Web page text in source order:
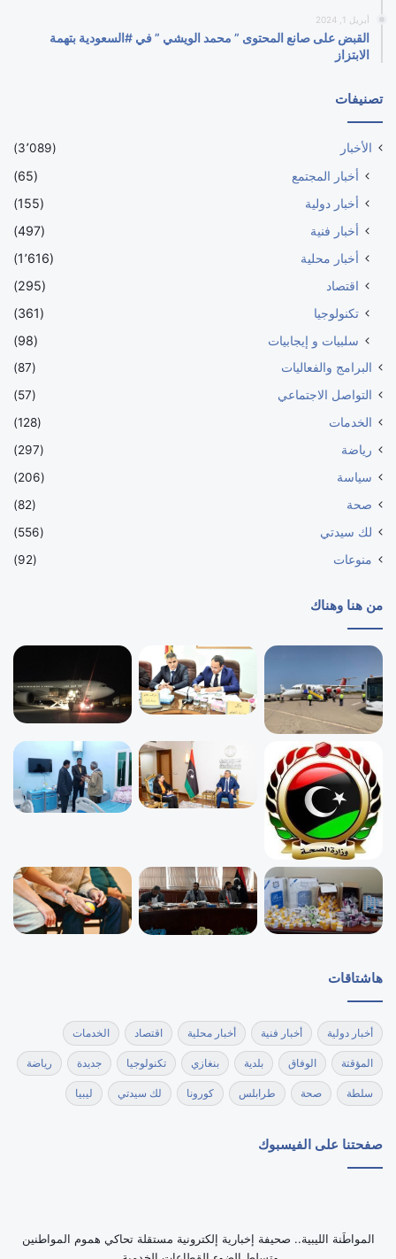
أبريل 1, 2024
القبض على صانع المحتوى ” محمد الويشي ” في #السعودية بتهمة
الابتزاز
تصنيفات
الأخبار (3٬089)
أخبار المجتمع
(65)
أخبار دولية
(155)
أخبار فنية
(497)
أخبار محلية
(1٬616)
اقتصاد
(295)
تكنولوجيا
(361)
سلبيات و إيجابيات
(98)
البرامج والفعاليات
(87)
التواصل الاجتماعي
(57)
الخدمات
(128)
رياضة
(297)
سياسة
(206)
صحة
(82)
لك سيدتي
(556)
منوعات
(92)
من هنا وهناك
هاشتاقات
أخبار دولية أخبار فنية أخبار محلية اقتصاد الخدمات
المؤقتة الوفاق بلدية بنغازي تكنولوجيا جديدة رياضة
سلطة صحة طرابلس كورونا لك سيدتي ليبيا
صفحتنا على الفيسبوك
‏المواطَنة الليبية.. صحيفة إخبارية إلكترونية مستقلة تحاكي هموم المواطنين